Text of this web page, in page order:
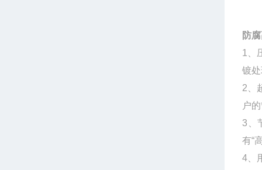
防
1、
镀
2、
户
3、
有“
4、